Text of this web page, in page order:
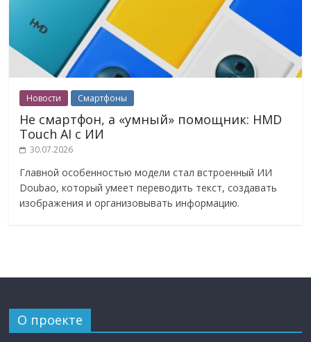
Новости Смартфоны
Не смартфон, а «умный» помощник: HMD
Touch AI с ИИ
30.07.2026
Главной особенностью модели стал встроенный ИИ
Doubao, который умеет переводить текст, создавать
изображения и организовывать информацию.
О проекте